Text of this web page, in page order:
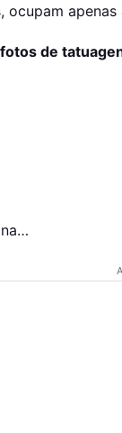
ocupam
fotos de